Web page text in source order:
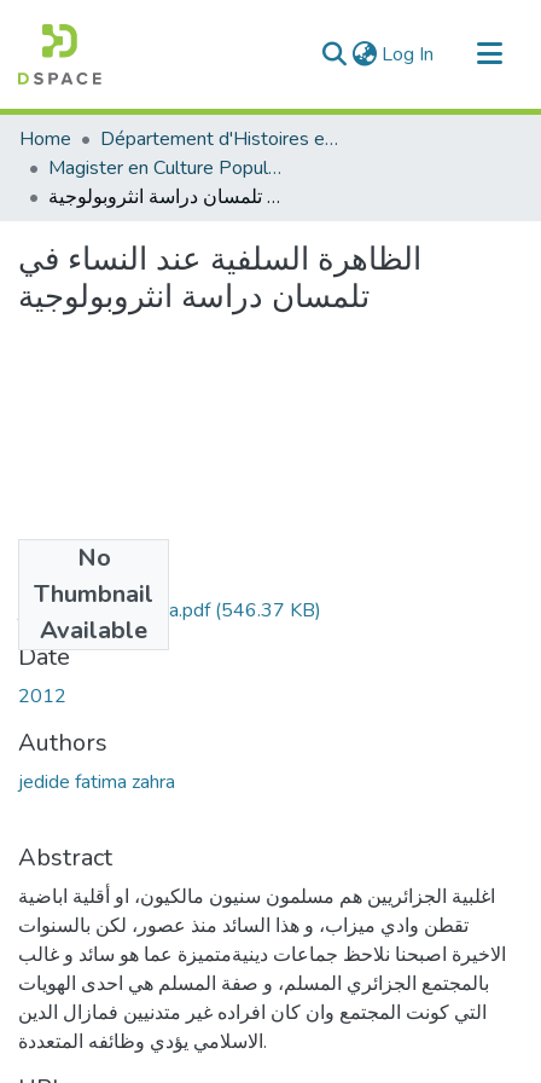
Log In (current)
Communities & Collections
All of DSpace
Statistics
Home
Département d'Histoires et Arts
Magister en Culture Populaire
الظاهرة السلفية عند النساء في تلمسان دراسة انثروبولوجية
الظاهرة السلفية عند النساء في
تلمسان دراسة انثروبولوجية
No
Thumbnail
Available
jedide-fatma-zahra.pdf(546.37 KB)
Date
2012
Authors
jedide fatima zahra
Abstract
اغلبية الجزائريين هم مسلمون سنيون مالكيون، او أقلية اباضية
تقطن وادي ميزاب، و هذا السائد منذ عصور، لكن بالسنوات
الاخيرة اصبحنا نلاحظ جماعات دينيةمتميزة عما هو سائد و غالب
بالمجتمع الجزائري المسلم، و صفة المسلم هي احدى الهويات
التي كونت المجتمع وان كان افراده غير متدنيين فمازال الدين
الاسلامي يؤدي وظائفه المتعددة.